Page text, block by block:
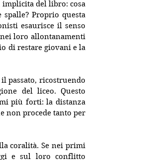
implicita del libro: cosa
Proprio questa
esaurisce il senso
loro allontanamenti
di restare giovani e la
passato, ricostruendo
del liceo. Questo
più forti: la distanza
non procede tanto per
coralità. Se nei primi
e sul loro conflitto